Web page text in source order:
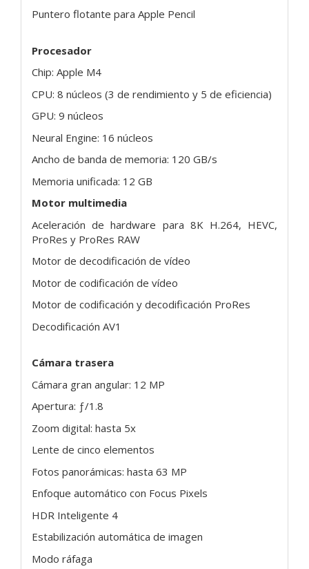
Puntero flotante para Apple Pencil
Procesador
Chip: Apple M4
CPU: 8 núcleos (3 de rendimiento y 5 de eficiencia)
GPU: 9 núcleos
Neural Engine: 16 núcleos
Ancho de banda de memoria: 120 GB/s
Memoria unificada: 12 GB
Motor multimedia
Aceleración de hardware para 8K H.264, HEVC,
ProRes y ProRes RAW
Motor de decodificación de vídeo
Motor de codificación de vídeo
Motor de codificación y decodificación ProRes
Decodificación AV1
Cámara trasera
Cámara gran angular: 12 MP
Apertura: ƒ/1.8
Zoom digital: hasta 5x
Lente de cinco elementos
Fotos panorámicas: hasta 63 MP
Enfoque automático con Focus Pixels
HDR Inteligente 4
Estabilización automática de imagen
Modo ráfaga